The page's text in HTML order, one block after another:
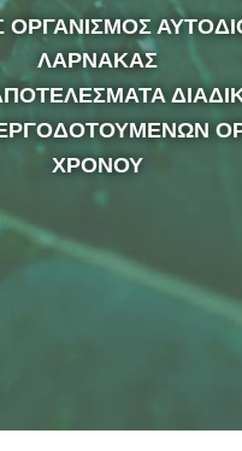
ΟΡΓΑΝΙΣΜΟΣ
ΛΑΡΝΑΚΑΣ
ΧΡΟΝΟΥ